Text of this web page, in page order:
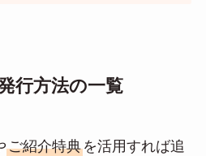
行方法の一覧
ご紹介特典を活用すれば追